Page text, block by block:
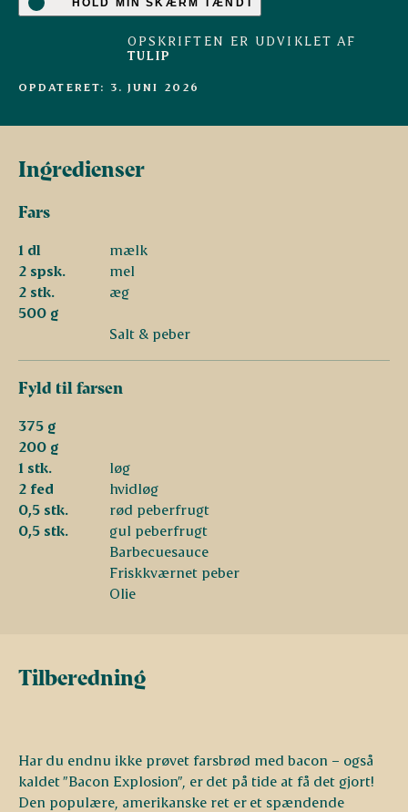
OPSKRIFTEN ER UDVIKLET AF
TULIP
OPDATERET: 3. JUNI 2026
Ingredienser
Fars
1 dl
mælk
2 spsk.
mel
2 stk.
æg
500 g
Salt & peber
Fyld til farsen
375 g
200 g
1 stk.
løg
2 fed
hvidløg
0,5 stk.
rød peberfrugt
0,5 stk.
gul peberfrugt
Barbecuesauce
Friskkværnet peber
Olie
Tilberedning
Har du endnu ikke prøvet farsbrød med bacon – også
kaldet ”Bacon Explosion”, er det på tide at få det gjort!
Den populære, amerikanske ret er et spændende